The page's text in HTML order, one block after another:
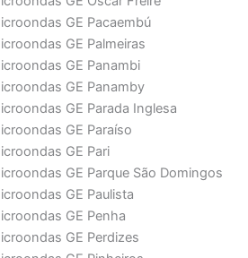
GE Pacaembú
GE Palmeiras
GE Panambi
GE Panamby
GE Parada Inglesa
GE Paraíso
GE Pari
GE Parque São Domingos
GE Paulista
GE Penha
GE Perdizes